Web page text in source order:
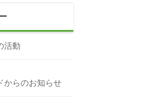
活動
からのお知らせ